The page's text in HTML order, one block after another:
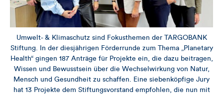
Umwelt- & Klimaschutz sind Fokusthemen der TARGOBANK
Stiftung. In der diesjährigen Förderrunde zum Thema „Planetary
Health“ gingen 187 Anträge für Projekte ein, die dazu beitragen,
Wissen und Bewusstsein über die Wechselwirkung von Natur,
Mensch und Gesundheit zu schaffen. Eine siebenköpfige Jury
hat 13 Projekte dem Stiftungsvorstand empfohlen, die nun mit